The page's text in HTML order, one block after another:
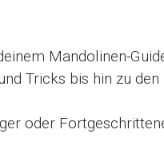
Mandolinen-
Tricks bis hin zu den
oder